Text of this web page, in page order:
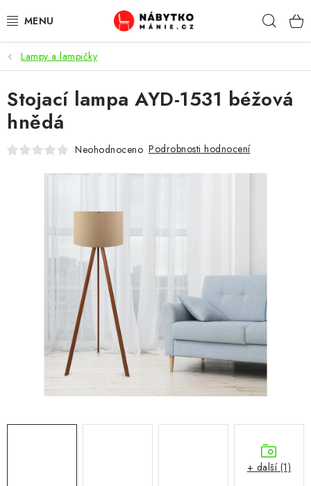
na
OBÝVACÍ POKOJ
KUCHYŇ A JÍDELNA
LOŽNICE
KOUPELNA A WC
CHOVATELSKÉ POTŘEBY
DOPLŇKY A DEKORACE
OSTATNÍ
Lampy a lampičky
Stojací lampa AYD-1531 béžová
hnědá
Neohodnoceno Podrobnosti hodnocení
+ další (1)